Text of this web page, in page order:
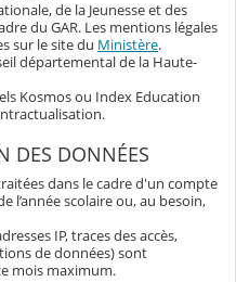
de la Jeunesse et des
du GAR. Les mentions légales
sur le site du Ministère.
départemental de la Haute-
Kosmos ou Index Education
DES DONNÉES
dans le cadre d'un compte
l’année scolaire ou, au besoin,
IP, traces des accès,
de données) sont
mois maximum.